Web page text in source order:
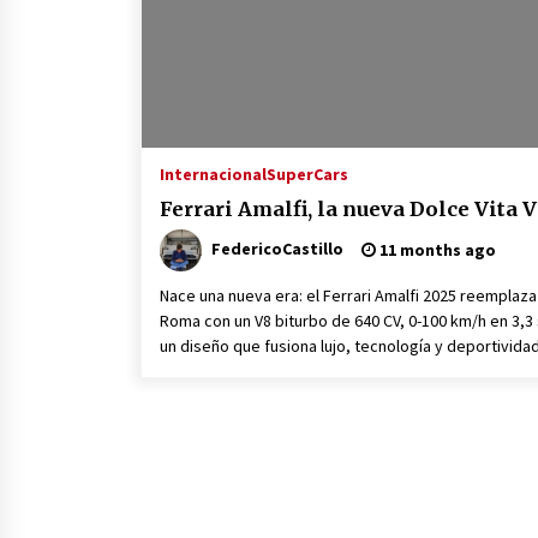
InternacionalSuperCars
Ferrari Amalfi, la nueva Dolce Vita
FedericoCastillo 11 months ago
Nace una nueva era: el Ferrari Amalfi 2025
Roma con un V8 biturbo de 640 CV, 0-100 km/h en 3,3
un diseño que fusiona lujo, tecnología y